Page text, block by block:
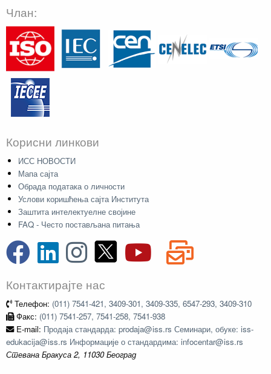
Члан:
Корисни линкови
ИСС НОВОСТИ
Мапа сајта
Обрада података о личности
Услови коришћења сајта Института
Заштита интелектуелне својине
FAQ - Често постављана питања
Контактирајте нас
Телефон: (011) 7541-421, 3409-301, 3409-335, 6547-293, 3409-310
Факс: (011) 7541-257, 7541-258, 7541-938
E-mail: Продаја стандарда: prodaja@iss.rs Семинари, обуке: iss-
edukacija@iss.rs Информације о стандардима: infocentar@iss.rs
Стевана Бракуса 2, 11030 Београд